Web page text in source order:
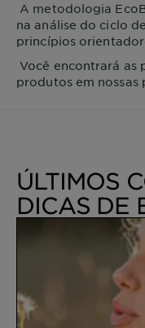
A metodologia
na análise do ciclo
princípios
Você encontrará as
produtos em nossas
ÚLTIMOS
DICAS DE